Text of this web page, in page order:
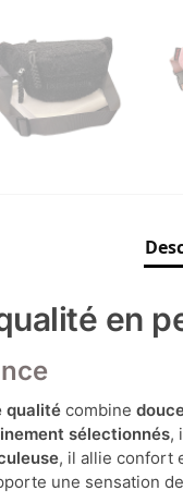
en
qualité combine
sélectionnés,
, il allie confort
une sensation